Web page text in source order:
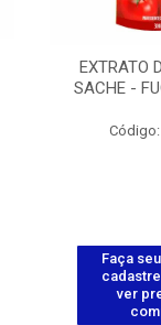
EXTRATO
SACHE -
Faça
ver